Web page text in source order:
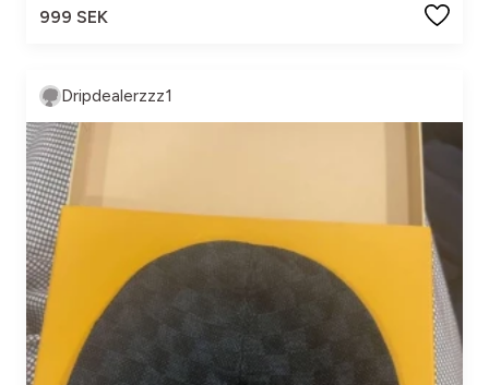
999 SEK
Dripdealerzzz1